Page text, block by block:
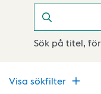
Sök på titel,
Visa sökfilter